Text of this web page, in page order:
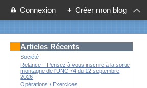
Connexion + Créer mon blog
Articles Récents
Société
Relance – Pensez à vous inscrire à la sortie
montagne de l'UNC 74 du 12 septembre
2026
Opérations / Exercices